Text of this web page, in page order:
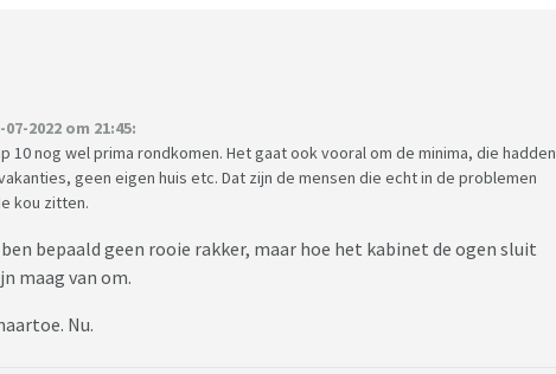
van de maandelijkse begroting.
duurder werden, komen daar nu de duurdere boodschappen
móét ingrijpen. 'Drastische problemen vergen drastische
huishoudens en niet iedereen heeft een buffer om dit op te vangen .
kunnen ze nog doen dan ?
2022 om 21:45:
10 nog wel prima rondkomen. Het gaat ook vooral om de minima, die hadden
geen eigen huis etc. Dat zijn de mensen die echt in de problemen
kou zitten.
bepaald geen rooie rakker, maar hoe het kabinet de ogen sluit
maag van om.
Nu.